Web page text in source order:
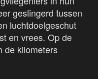
geslingerd tussen
luchtdoelgeschut
en vrees. Op de
de kilometers